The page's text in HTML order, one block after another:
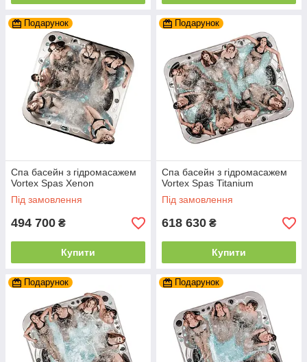
Подарунок
Спа басейн з гідромасажем
Vortex Spas Xenon
Під замовлення
494 700 ₴
Купити
Подарунок
Спа басейн з гідромасажем
Vortex Spas Titanium
Під замовлення
618 630 ₴
Купити
Подарунок Подарунок